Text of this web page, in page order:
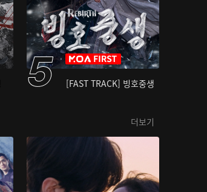
[FAST TRACK] 빙호중생
더보기